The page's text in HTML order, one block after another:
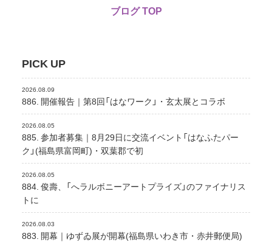
ブログ TOP
PICK UP
2026.08.09
886. 開催報告｜第8回「はなワーク」・玄太展とコラボ
2026.08.05
885. 参加者募集｜8月29日に交流イベント「はなふたパー
ク」(福島県富岡町)・双葉郡で初
2026.08.05
884. 俊壽、「へラルボニーアートプライズ」のファイナリス
トに
2026.08.03
883. 開幕｜ゆずゐ展が開幕(福島県いわき市・赤井郵便局)